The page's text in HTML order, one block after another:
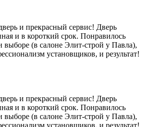
и прекрасный сервис! Дверь
и в короткий срок. Понравилось
выборе (в салоне Элит-строй у Павла),
установщиков, и результат!
и прекрасный сервис! Дверь
и в короткий срок. Понравилось
выборе (в салоне Элит-строй у Павла),
установщиков, и результат!